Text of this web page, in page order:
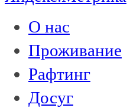
О нас
Проживание
Рафтинг
Досуг